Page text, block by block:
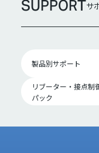
SUPPORTサ
製品別サポート
リブーター・接点制
パック